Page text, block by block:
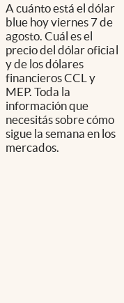
A cuánto está el dólar
blue hoy viernes 7 de
agosto. Cuál es el
precio del dólar oficial
y de los dólares
financieros CCL y
MEP. Toda la
información que
necesitás sobre cómo
sigue la semana en los
mercados.